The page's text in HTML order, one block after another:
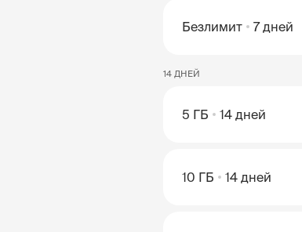
Безлимит 7 дней
14 ДНЕЙ
5 ГБ 14 дней
10 ГБ 14 дней